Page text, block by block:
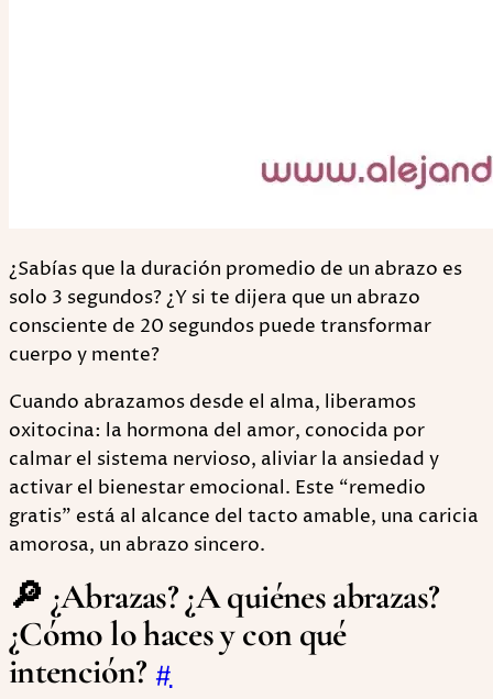
¿Sabías que la duración promedio de un abrazo es
solo 3 segundos? ¿Y si te dijera que un abrazo
consciente de 20 segundos puede transformar
cuerpo y mente?
Cuando abrazamos desde el alma, liberamos
oxitocina: la hormona del amor, conocida por
calmar el sistema nervioso, aliviar la ansiedad y
activar el bienestar emocional. Este “remedio
gratis” está al alcance del tacto amable, una caricia
amorosa, un abrazo sincero.
🔎 ¿Abrazas? ¿A quiénes abrazas?
¿Cómo lo haces y con qué
intención? #